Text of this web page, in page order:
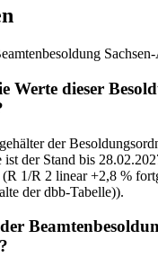
Werte dieser
der
der Stand bis
1/R 2 linear +2,8 %
der dbb-Tabelle)).